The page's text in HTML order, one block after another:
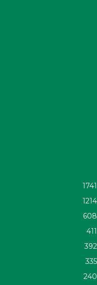
1741
1214
608
411
392
335
240